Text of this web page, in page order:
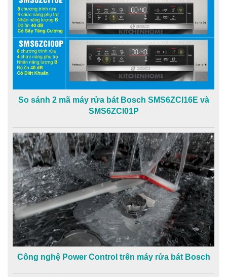
So sánh 2 mã máy rửa bát Bosch SMS6ZCI16E và
SMS6ZCI01P
Công nghệ Power Control trên máy rửa bát Bosch